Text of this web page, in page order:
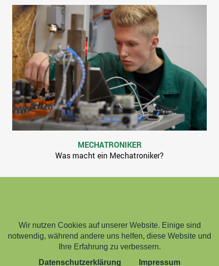
Wir verwenden Cookies
Wir nutzen Cookies auf unserer Website. Einige sind
notwendig, während andere uns helfen, diese Website und
Ihre Erfahrung zu verbessern.
Datenschutzerklärung
Impressum
MECHATRONIKER
Was macht ein Mechatroniker?